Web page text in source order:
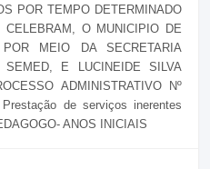
POR TEMPO DETERMINADO
CELEBRAM, O MUNICIPIO DE
MEIO DA SECRETARIA
SEMED, E LUCINEIDE SILVA
ADMINISTRATIVO Nº
Prestação de serviços inerentes
ANOS INICIAIS